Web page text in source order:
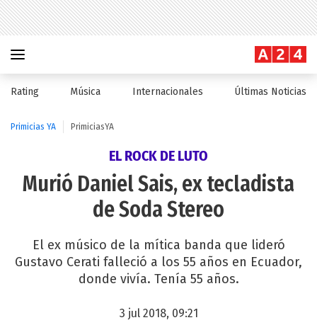
Rating Música Internacionales Últimas Noticias
Primicias YA PrimiciasYA
EL ROCK DE LUTO
Murió Daniel Sais, ex tecladista
de Soda Stereo
El ex músico de la mítica banda que lideró
Gustavo Cerati falleció a los 55 años en Ecuador,
donde vivía. Tenía 55 años.
3 jul 2018, 09:21